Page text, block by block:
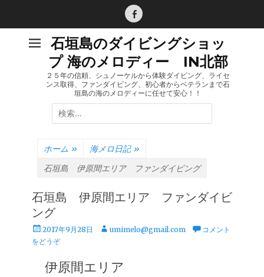
Facebook
石垣島のダイビングショッ
プ 海のメロディー IN北部
２５年の信頼、シュノーケルから体験ダイビング、ライセ
ンス取得、ファンダイビング、初心者からベテランまで石
垣島の海のメロディーに任せて安心！！
検
索:
ホーム » 海メロ日記 »
石垣島 伊原間エリア ファンダイビング
石垣島 伊原間エリア ファンダイビ
ング
投
稿
2017年9月28日
投 umimelo@gmail.com
コメント
をどうぞ
伊原間エリア